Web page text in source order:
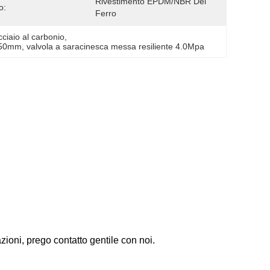
Ferro
al carbonio
, valvola a saracinesca messa resiliente 4.0Mpa
prego contatto gentile con noi.